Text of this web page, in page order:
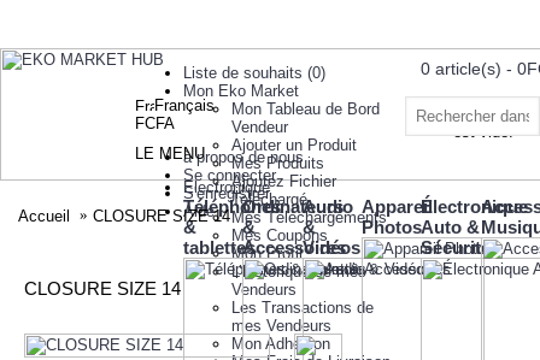
Liste de souhaits (0)
Mon Eko Market
Mon Tableau de Bord
Vendeur
Ajouter un Produit
Mes Produits
Ajoutez Fichier
Telechargé
Mes Téléchargements
Mes Coupons
Mon Profil
L’historique de mes
Vendeurs
Les Transactions de
mes Vendeurs
Mon Adhesion
0 article(s) -
Votre panier
est vide!
Français
FCFA
à propos de nous
Se connecter
S'enregistrer
Aide
LE MENU
Electronique
Téléphones
&
tablettes
Ordinateurs
&
Accessoires
Audio
&
Vidéos
Appareil
Photos
Électronique
Auto &
Sécurité
Accueil CLOSURE SIZE 14
CLOSURE SIZE 14